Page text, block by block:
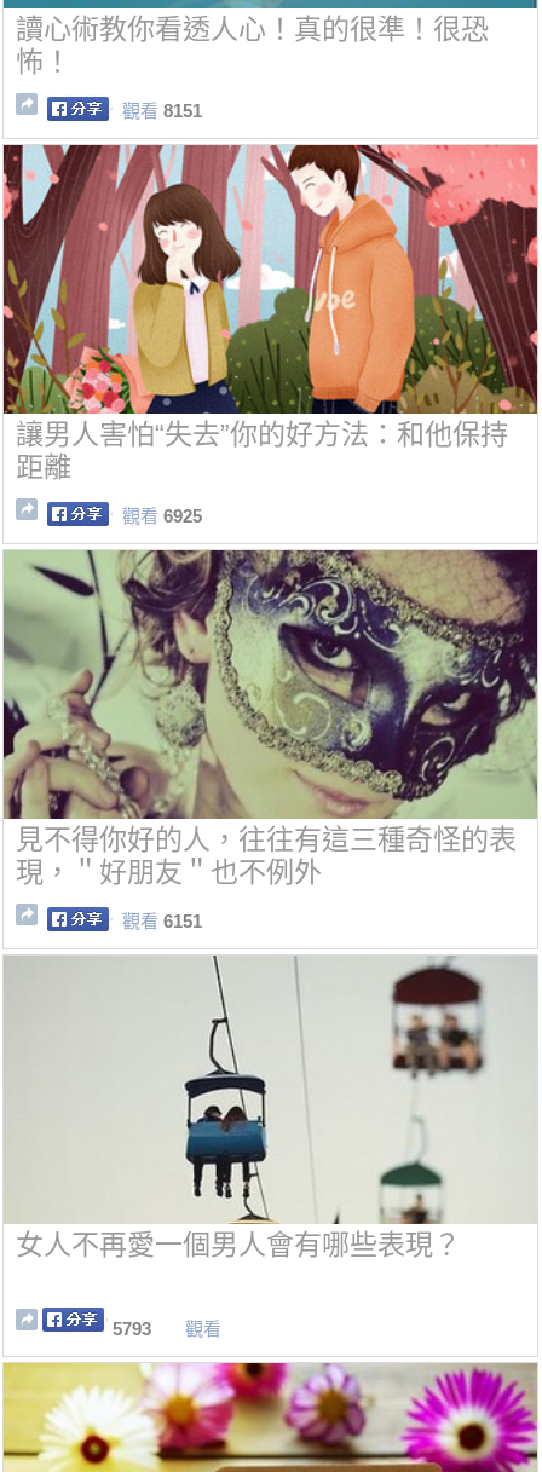
讀心術教你看透人心！真的很準！很恐
怖！
觀看 8151
讓男人害怕“失去”你的好方法：和他保持
距離
觀看 6925
見不得你好的人，往往有這三種奇怪的表
現，＂好朋友＂也不例外
觀看 6151
女人不再愛一個男人會有哪些表現？
5793 觀看